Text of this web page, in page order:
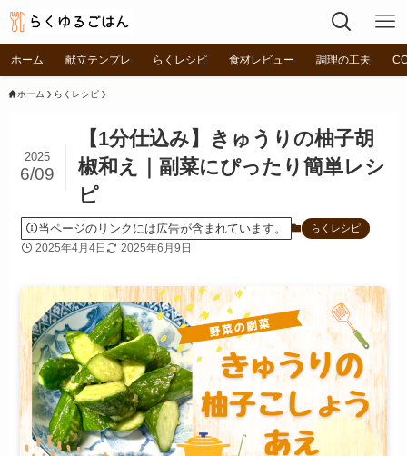
ホーム 献立テンプレ らくレシピ 食材レビュー 調理の工夫
ホーム らくレシピ
【1分仕込み】きゅうりの柚子胡
椒和え｜副菜にぴったり簡単レシ
ピ
2025
6/09
当ページのリンクには広告が含まれています。 らくレシピ
2025年4月4日 2025年6月9日